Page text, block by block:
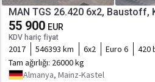
MAN TGS 26.420 6x2, Baustoff,
55 900 EUR
KDV hariç fiyat
2017 546393 km 6x2 Euro 6
420
Tam ağırlığı: 26000 kg
Almanya, Mainz-Kastel